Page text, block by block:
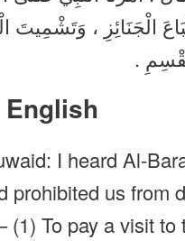
الْجَنَائِزِ ،
.
English
I heard Al-
prohibited us from
(1) To pay a visit